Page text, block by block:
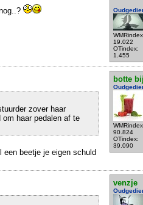
19.022
OTindex:
1.455
botte
90.824
OTindex:
39.090
zover haar
haar pedalen af te
beetje je eigen schuld
venzje